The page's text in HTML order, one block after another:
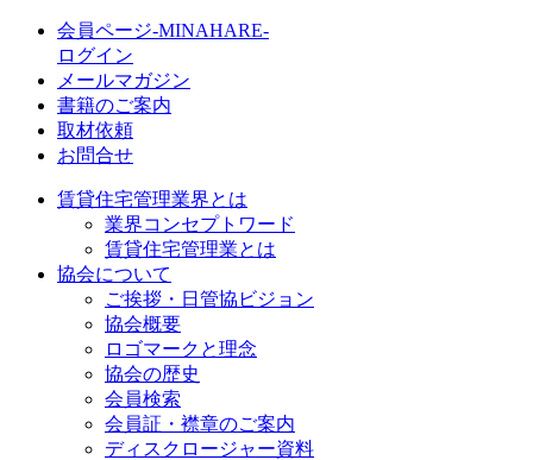
会員ページ-MINAHARE-
ログイン
メールマガジン
書籍のご案内
取材依頼
お問合せ
賃貸住宅管理業界とは
業界コンセプトワード
賃貸住宅管理業とは
協会について
ご挨拶・日管協ビジョン
協会概要
ロゴマークと理念
協会の歴史
会員検索
会員証・襟章のご案内
ディスクロージャー資料